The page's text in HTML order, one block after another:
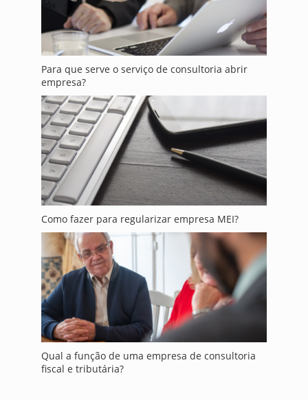
Para que serve o serviço de consultoria abrir
empresa?
Como fazer para regularizar empresa MEI?
Qual a função de uma empresa de consultoria
fiscal e tributária?